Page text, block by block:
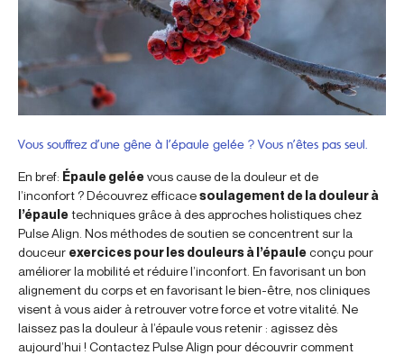
Vous souffrez d’une gêne à l’épaule gelée ? Vous n’êtes pas seul.
En bref: Épaule geléevous cause de la douleur et de
l’inconfort ? Découvrez efficacesoulagement de la douleur à
l’épauletechniques grâce à des approches holistiques chez
Pulse Align. Nos méthodes de soutien se concentrent sur la
douceur exercices pour les douleurs à l’épauleconçu pour
améliorer la mobilité et réduire l’inconfort. En favorisant un bon
alignement du corps et en favorisant le bien-être, nos cliniques
visent à vous aider à retrouver votre force et votre vitalité. Ne
laissez pas la douleur à l’épaule vous retenir : agissez dès
aujourd’hui ! Contactez Pulse Align pour découvrir comment